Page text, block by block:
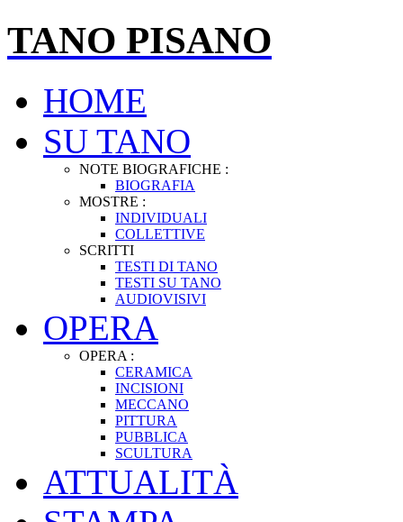
TANO PISANO
HOME
SU TANO
NOTE BIOGRAFICHE :
BIOGRAFIA
MOSTRE :
INDIVIDUALI
COLLETTIVE
SCRITTI
TESTI DI TANO
TESTI SU TANO
AUDIOVISIVI
OPERA
OPERA :
CERAMICA
INCISIONI
MECCANO
PITTURA
PUBBLICA
SCULTURA
ATTUALITÀ